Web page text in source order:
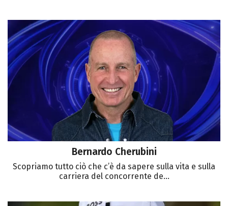
Bernardo Cherubini
Scopriamo tutto ciò che c’è da sapere sulla vita e sulla
carriera del concorrente de...